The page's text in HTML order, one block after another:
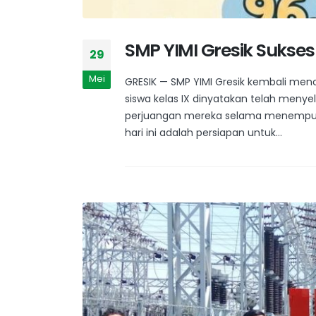
29
Mei
SMP YIMI Gresik
GRESIK — SMP YIMI Gresik kembali
siswa kelas IX dinyatakan telah
perjuangan mereka selama
hari ini adalah persiapan untuk...